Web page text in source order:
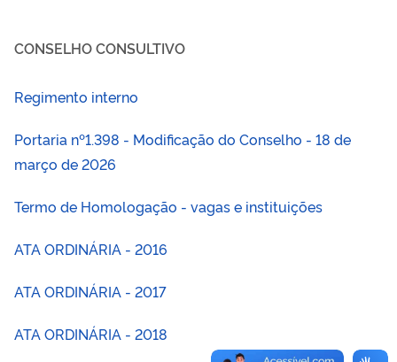
CONSELHO CONSULTIVO
Regimento interno
Portaria nº1.398 - Modificação do Conselho - 18 de
março de 2026
Termo de Homologação - vagas e instituições
ATA ORDINÁRIA - 2016
ATA ORDINÁRIA - 2017
ATA ORDINÁRIA - 2018